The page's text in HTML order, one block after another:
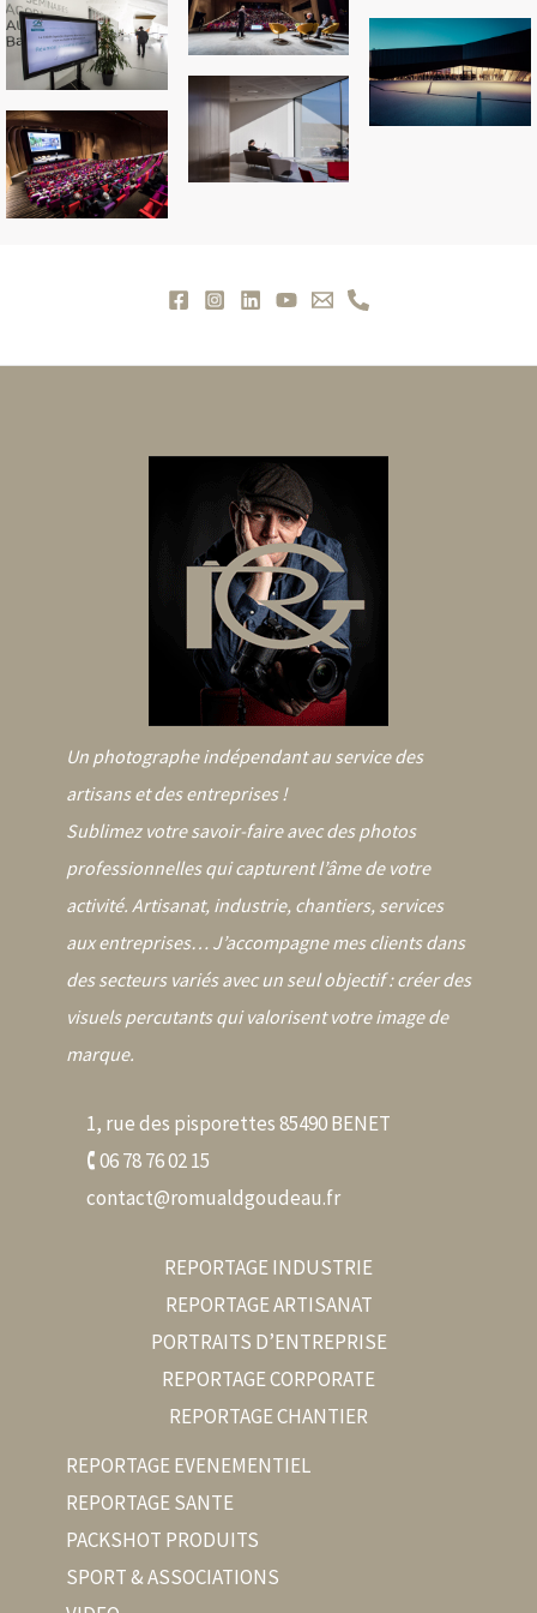
Un photographe indépendant au service des
artisans et des entreprises !
Sublimez votre savoir-faire avec des photos
professionnelles qui capturent l’âme de votre
activité. Artisanat, industrie, chantiers, services
aux entreprises… J’accompagne mes clients dans
des secteurs variés avec un seul objectif : créer des
visuels percutants qui valorisent votre image de
marque.
1, rue des pisporettes 85490 BENET
🕻 06 78 76 02 15
contact@romualdgoudeau.fr
REPORTAGE INDUSTRIE
REPORTAGE ARTISANAT
PORTRAITS D’ENTREPRISE
REPORTAGE CORPORATE
REPORTAGE CHANTIER
REPORTAGE EVENEMENTIEL
REPORTAGE SANTE
PACKSHOT PRODUITS
SPORT & ASSOCIATIONS